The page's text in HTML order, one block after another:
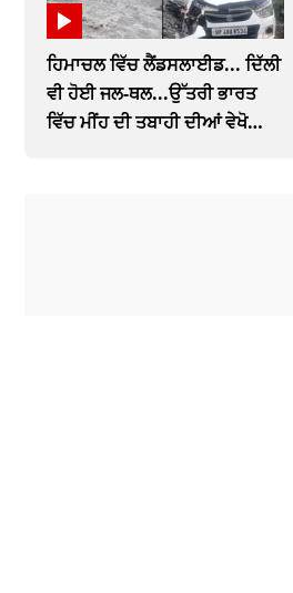
ਹਿਮਾਚਲ ਵਿੱਚ ਲੈਂਡਸਲਾਈਡ... ਦਿੱਲੀ
ਵੀ ਹੋਈ ਜਲ-ਥਲ...ਉੱਤਰੀ ਭਾਰਤ
ਵਿੱਚ ਮੀਂਹ ਦੀ ਤਬਾਹੀ ਦੀਆਂ ਵੇਖੋ